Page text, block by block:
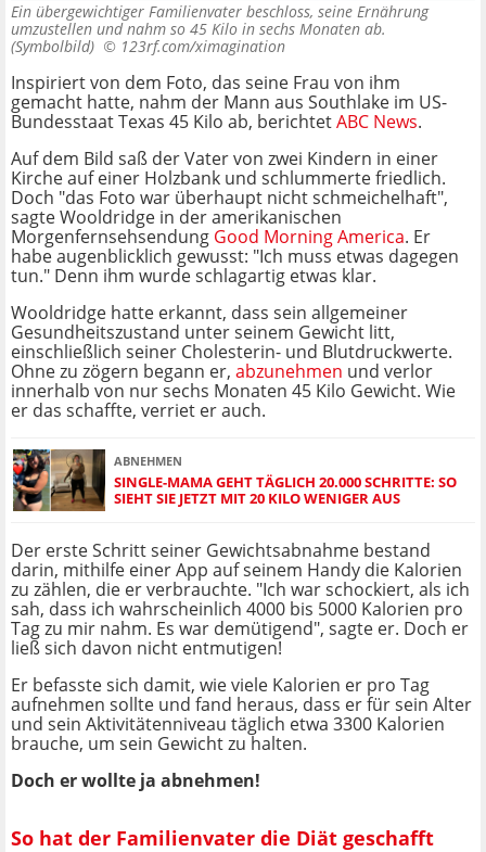
Ein übergewichtiger Familienvater beschloss, seine Ernährung
umzustellen und nahm so 45 Kilo in sechs Monaten ab.
(Symbolbild) © 123rf.com/ximagination
Inspiriert von dem Foto, das seine Frau von ihm
gemacht hatte, nahm der Mann aus Southlake im US-
Bundesstaat Texas 45 Kilo ab, berichtetABC News.
Auf dem Bild saß der Vater von zwei Kindern in einer
Kirche auf einer Holzbank und schlummerte friedlich.
Doch "das Foto war überhaupt nicht schmeichelhaft",
sagte Wooldridge in der amerikanischen
Morgenfernsehsendung Good Morning America. Er
habe augenblicklich gewusst: "Ich muss etwas dagegen
tun." Denn ihm wurde schlagartig etwas klar.
Wooldridge hatte erkannt, dass sein allgemeiner
Gesundheitszustand unter seinem Gewicht litt,
einschließlich seiner Cholesterin- und Blutdruckwerte.
Ohne zu zögern begann er, abzunehmen und verlor
innerhalb von nur sechs Monaten 45 Kilo Gewicht. Wie
er das schaffte, verriet er auch.
ABNEHMEN
SINGLE-MAMA GEHT TÄGLICH 20.000 SCHRITTE: SO
SIEHT SIE JETZT MIT 20 KILO WENIGER AUS
Der erste Schritt seiner Gewichtsabnahme bestand
darin, mithilfe einer App auf seinem Handy die Kalorien
zu zählen, die er verbrauchte. "Ich war schockiert, als ich
sah, dass ich wahrscheinlich 4000 bis 5000 Kalorien pro
Tag zu mir nahm. Es war demütigend", sagte er. Doch er
ließ sich davon nicht entmutigen!
Er befasste sich damit, wie viele Kalorien er pro Tag
aufnehmen sollte und fand heraus, dass er für sein Alter
und sein Aktivitätenniveau täglich etwa 3300 Kalorien
brauche, um sein Gewicht zu halten.
Doch er wollte ja abnehmen!
So hat der Familienvater die Diät geschafft